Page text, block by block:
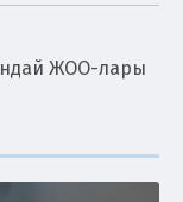
ЖОО-лары